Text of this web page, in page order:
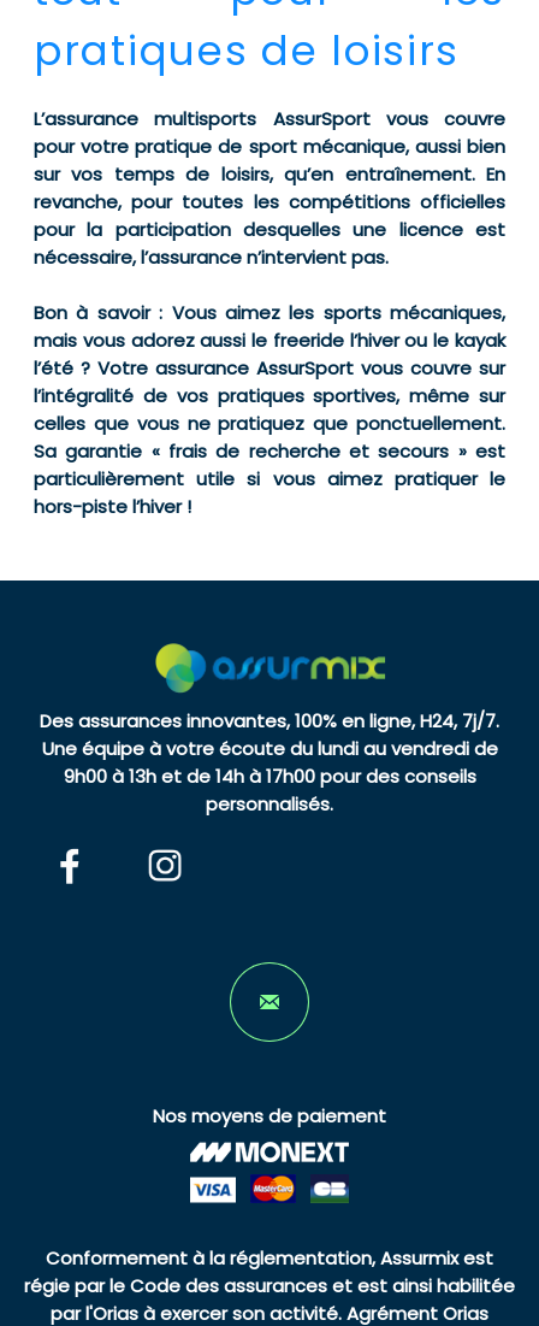
pratiques de loisirs
L’assurance multisports AssurSport vous couvre
pour votre pratique de sport mécanique, aussi bien
sur vos temps de loisirs, qu’en entraînement. En
revanche, pour toutes les compétitions officielles
pour la participation desquelles une licence est
nécessaire, l’assurance n’intervient pas.
Bon à savoir : Vous aimez les sports mécaniques,
mais vous adorez aussi le freeride l’hiver ou le kayak
l’été ? Votre assurance AssurSport vous couvre sur
l’intégralité de vos pratiques sportives, même sur
celles que vous ne pratiquez que ponctuellement.
Sa garantie « frais de recherche et secours » est
particulièrement utile si vous aimez pratiquer le
hors-piste l’hiver !
Des assurances innovantes, 100% en ligne, H24, 7j/7.
Une équipe à votre écoute du lundi au vendredi de
9h00 à 13h et de 14h à 17h00 pour des conseils
personnalisés.
Nos moyens de paiement
Conformement à la réglementation, Assurmix est
régie par le Code des assurances et est ainsi habilitée
par l'Orias à exercer son activité. Agrément Orias